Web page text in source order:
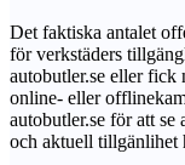
Det faktiska antalet
för verkstäders
autobutler.se eller fick
online- eller
autobutler.se för att
och aktuell tillgänlihet